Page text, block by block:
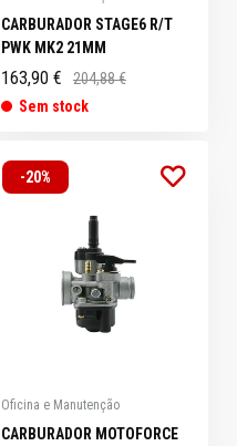
CARBURADOR STAGE6 R/T
PWK MK2 21MM
163,90 €
204,88 €
Sem stock
-20%
Oficina e Manutenção
CARBURADOR MOTOFORCE